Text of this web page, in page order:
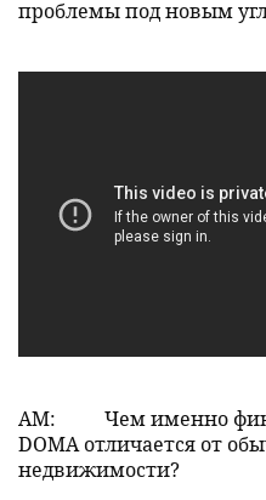
проблемы под новым
АМ:
Чем именно
DOMA отличается от
недвижимости?